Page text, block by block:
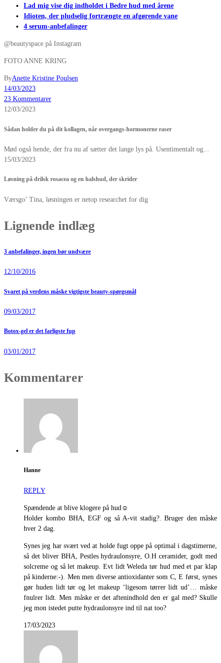
Lad mig vise dig indholdet i Bedre hud med årene
Idioten, der pludselig fortrængte en afgørende vane
4 serum-anbefalinger
@beautyspace på Instagram
FOTO ANNE KRING
ByAnette Kristine Poulsen
14/03/2023
23 Kommentarer
12/03/2023
Sådan holder du på dit kollagen, når overgangs-hormonerne raser
Mød også hende, der fra nu af sætter det lange lys på. Usentimentalt og...
15/03/2023
Løsning på drilsk rosacea og en halshud, der skrider
Værsgo’ Tina, løsningen er netop researchet for dig
Lignende indlæg
3 anbefalinger, ingen bør undvære
12/10/2016
Svaret på verdens måske vigtigste beauty-spørgsmål
09/03/2017
Botox-gel er det farligste fup
03/01/2017
Kommentarer
Hanne
REPLY
Spændende at blive klogere på hud☺️
Holder kombo BHA, EGF og så A-vit stadig?. Bruger den måske
hver 2 dag.
Synes jeg har svært ved at holde fugt oppe på optimal i dagstimerne,
så det bliver BHA, Pestles hydraulonsyre, O.H ceramider, godt med
solcreme og så let makeup. Evt lidt Weleda tør hud med et par klap
på kinderne:-). Men men diverse antioxidanter som C, E først, synes
gør huden lidt tør og let makeup ‘ligesom tørrer lidt ud’… måske
fnulrer lidt. Men måske er det aftenindhold den er gal med? Skulle
jeg mon istedet putte hydraulonsyre ind til nat too?
17/03/2023